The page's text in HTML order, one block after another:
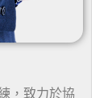
，致力於協